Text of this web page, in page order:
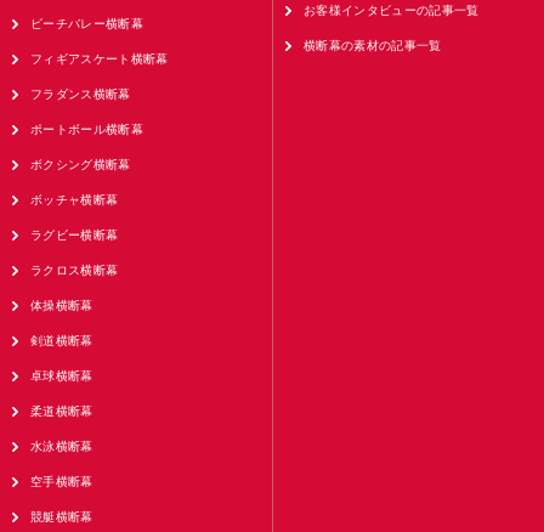
ビーチバレー横断幕
フィギアスケート横断幕
フラダンス横断幕
ポートボール横断幕
ボクシング横断幕
ボッチャ横断幕
ラグビー横断幕
ラクロス横断幕
体操横断幕
剣道横断幕
卓球横断幕
柔道横断幕
水泳横断幕
空手横断幕
競艇横断幕
お客様インタビューの記事一覧
横断幕の素材の記事一覧